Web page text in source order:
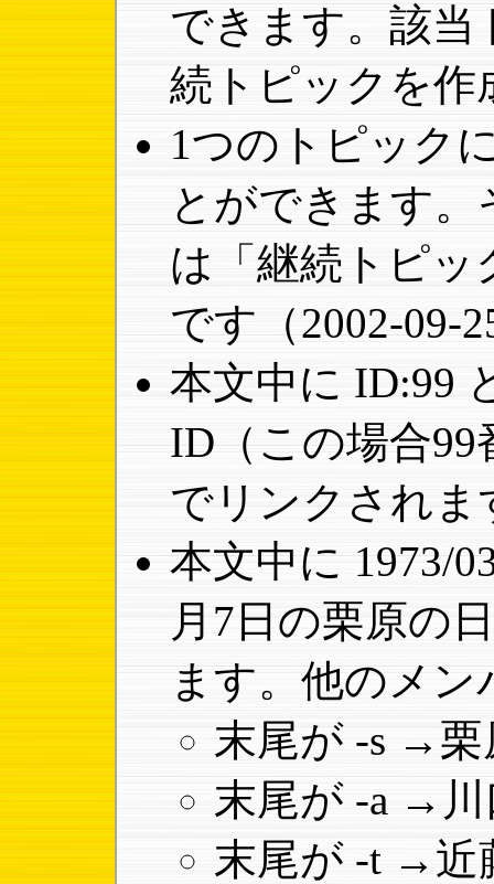
できます。該当
続トピックを作
1つのトピック
とができます
は「継続トピッ
です（2002-09-
本文中に ID:99
ID（この場合
でリンクされま
本文中に 1973/
月7日の栗原の
ます。他のメ
末尾が -s →
末尾が -a →
末尾が -t →近